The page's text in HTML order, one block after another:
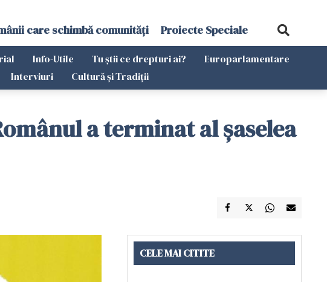
care schimbă comunități Proiecte Speciale
Info-Utile Tu știi ce drepturi ai?
Europarlamentare
Interviuri Cultură și Tradiții
a terminat al șaselea
CELE MAI CITITE